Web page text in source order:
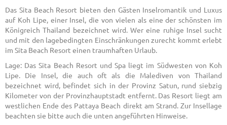
Das Sita Beach Resort bieten den Gästen Inselromantik und Luxus
auf Koh Lipe, einer Insel, die von vielen als eine der schönsten im
Königreich Thailand bezeichnet wird. Wer eine ruhige Insel sucht
und mit den lagebedingten Einschränkungen zurecht kommt erlebt
im Sita Beach Resort einen traumhaften Urlaub.
Lage: Das Sita Beach Resort und Spa liegt im Südwesten von Koh
Lipe. Die Insel, die auch oft als die Malediven von Thailand
bezeichnet wird, befindet sich in der Provinz Satun, rund siebzig
Kilometer von der Provinzhauptstadt entfernt. Das Resort liegt am
westlichen Ende des Pattaya Beach direkt am Strand. Zur Insellage
beachten sie bitte auch die unten angeführten Hinweise.